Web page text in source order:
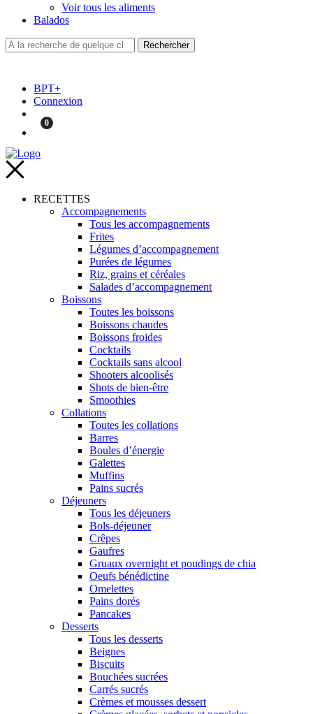
Voir tous les aliments
Balados
BPT+
Connexion
0
RECETTES
Accompagnements
Tous les accompagnements
Frites
Légumes d’accompagnement
Purées de légumes
Riz, grains et céréales
Salades d’accompagnement
Boissons
Toutes les boissons
Boissons chaudes
Boissons froides
Cocktails
Cocktails sans alcool
Shooters alcoolisés
Shots de bien-être
Smoothies
Collations
Toutes les collations
Barres
Boules d’énergie
Galettes
Muffins
Pains sucrés
Déjeuners
Tous les déjeuners
Bols-déjeuner
Crêpes
Gaufres
Gruaux overnight et poudings de chia
Oeufs bénédictine
Omelettes
Pains dorés
Pancakes
Desserts
Tous les desserts
Beignes
Biscuits
Bouchées sucrées
Carrés sucrés
Crèmes et mousses dessert